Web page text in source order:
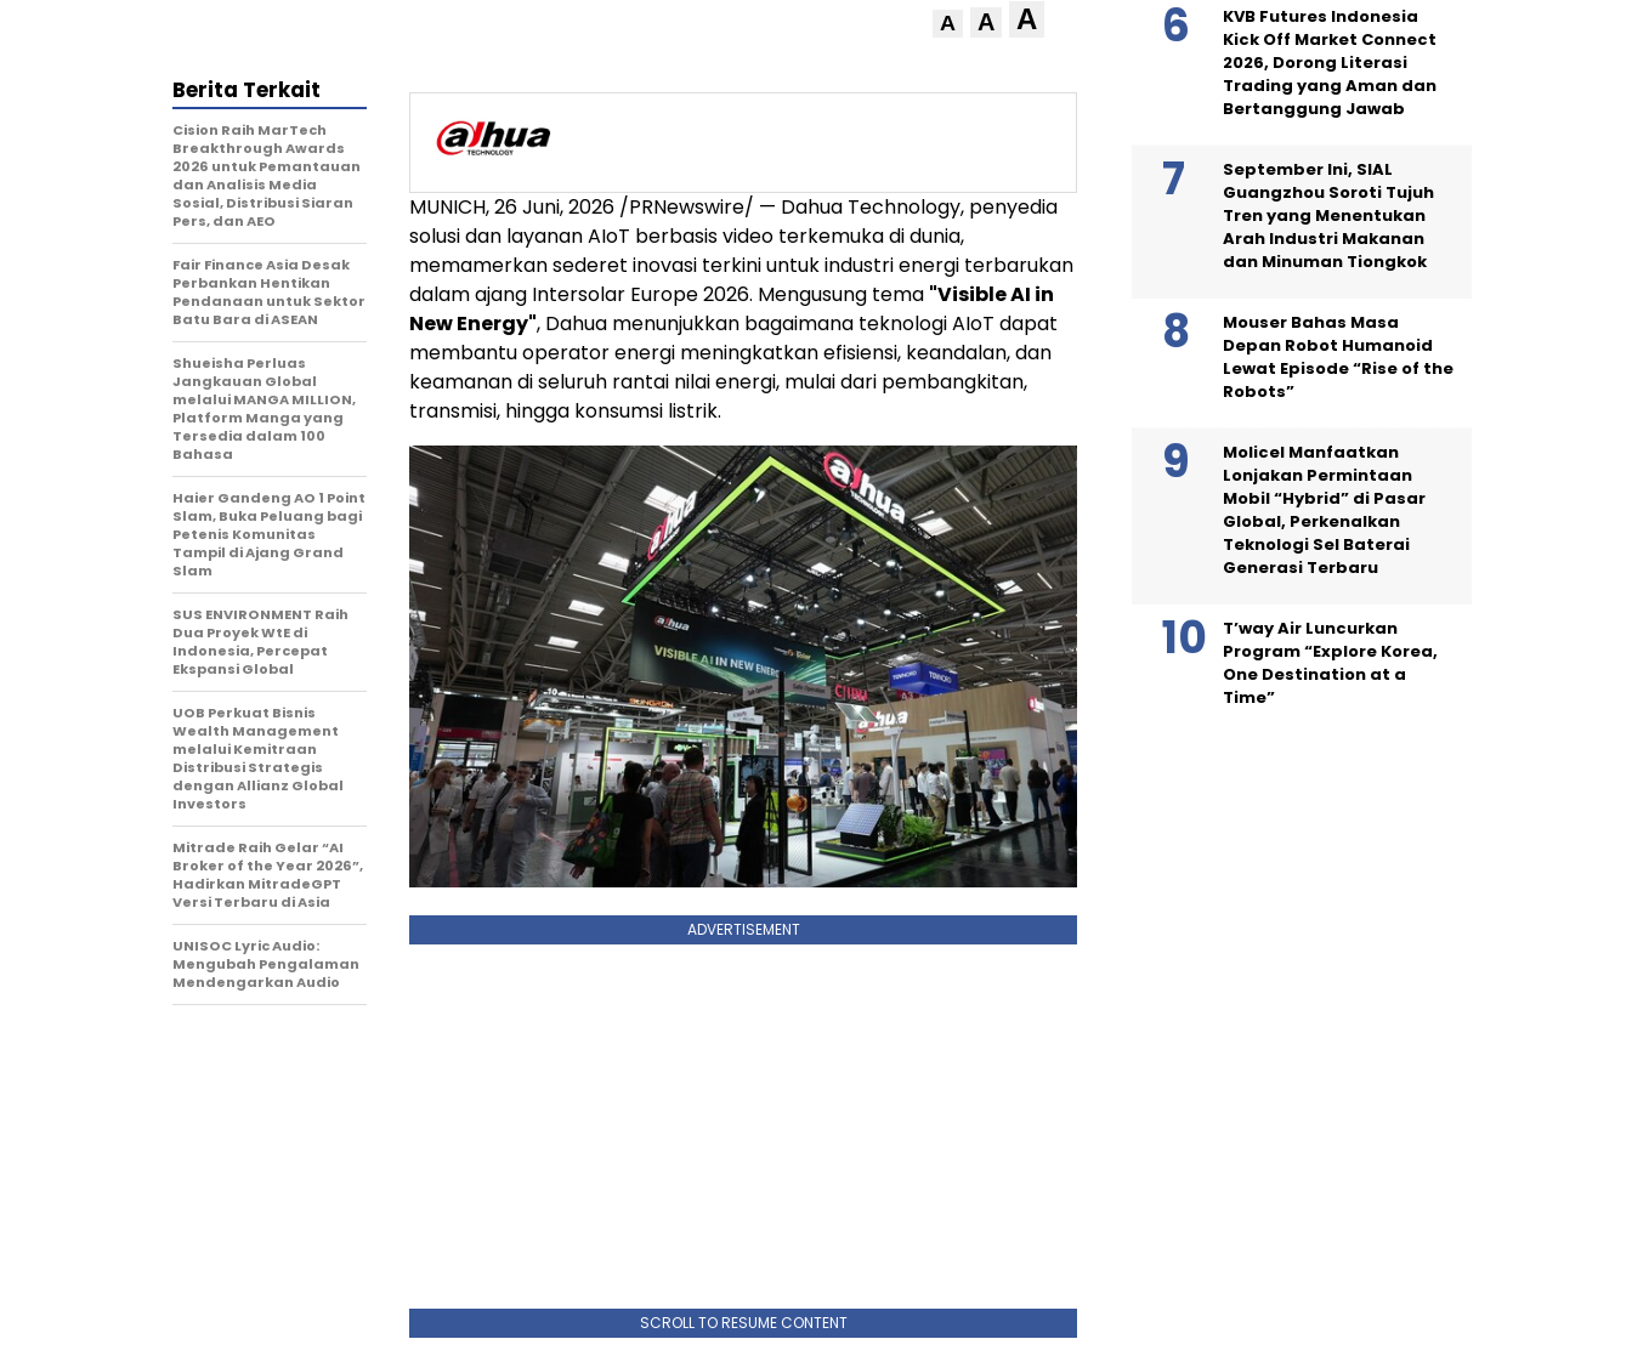
A A A
MUNICH,26 Juni, 2026 /PRNewswire/ — Dahua Technology, penyedia
solusi dan layanan AIoT berbasis video terkemuka di dunia,
memamerkan sederet inovasi terkini untuk industri energi terbarukan
dalam ajang Intersolar Europe 2026. Mengusung tema "Visible AI in
New Energy", Dahua menunjukkan bagaimana teknologi AIoT dapat
membantu operator energi meningkatkan efisiensi, keandalan, dan
keamanan di seluruh rantai nilai energi, mulai dari pembangkitan,
transmisi, hingga konsumsi listrik.
ADVERTISEMENT
SCROLL TO RESUME CONTENT
Berita Terkait
Cision Raih MarTech
Breakthrough Awards
2026 untuk Pemantauan
dan Analisis Media
Sosial, Distribusi Siaran
Pers, dan AEO
Fair Finance Asia Desak
Perbankan Hentikan
Pendanaan untuk Sektor
Batu Bara di ASEAN
Shueisha Perluas
Jangkauan Global
melalui MANGA MILLION,
Platform Manga yang
Tersedia dalam 100
Bahasa
Haier Gandeng AO 1 Point
Slam, Buka Peluang bagi
Petenis Komunitas
Tampil di Ajang Grand
Slam
SUS ENVIRONMENT Raih
Dua Proyek WtE di
Indonesia, Percepat
Ekspansi Global
UOB Perkuat Bisnis
Wealth Management
melalui Kemitraan
Distribusi Strategis
dengan Allianz Global
Investors
Mitrade Raih Gelar “AI
Broker of the Year 2026”,
Hadirkan MitradeGPT
Versi Terbaru di Asia
UNISOC Lyric Audio:
Mengubah Pengalaman
Mendengarkan Audio
KVB Futures Indonesia
Kick Off Market Connect
2026, Dorong Literasi
Trading yang Aman dan
Bertanggung Jawab
September Ini, SIAL
Guangzhou Soroti Tujuh
Tren yang Menentukan
Arah Industri Makanan
dan Minuman Tiongkok
Mouser Bahas Masa
Depan Robot Humanoid
Lewat Episode “Rise of the
Robots”
Molicel Manfaatkan
Lonjakan Permintaan
Mobil “Hybrid” di Pasar
Global, Perkenalkan
Teknologi Sel Baterai
Generasi Terbaru
T’way Air Luncurkan
Program “Explore Korea,
One Destination at a
Time”